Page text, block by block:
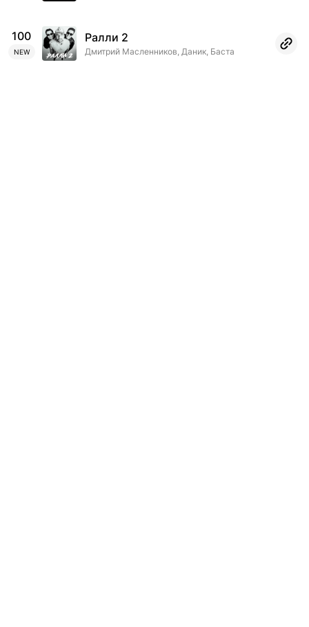
100
NEW
Ралли 2
Дмитрий Масленников, Даник, Баста